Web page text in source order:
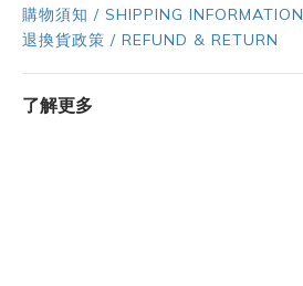
購物須知 / SHIPPING INFORMATION
退換貨政策 / REFUND & RETURN
了解更多